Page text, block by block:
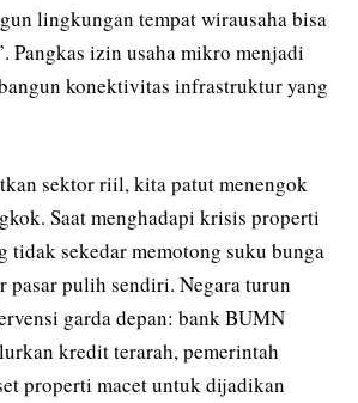
lingkungan tempat wirausaha bisa
Pangkas izin usaha mikro menjadi
konektivitas infrastruktur yang
sektor riil, kita patut menengok
Saat menghadapi krisis properti
tidak sekedar memotong suku bunga
pasar pulih sendiri. Negara turun
garda depan: bank BUMN
kredit terarah, pemerintah
properti macet untuk dijadikan